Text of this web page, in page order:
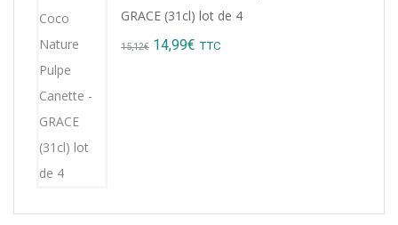
GRACE (31cl) lot de 4
15,12€ Original
14,99€ Current
TTC